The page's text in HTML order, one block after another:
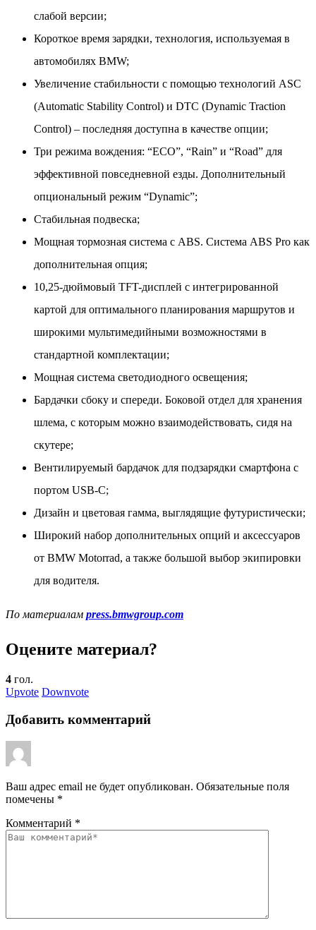
слабой версии;
Короткое время зарядки, технология, используемая в
автомобилях BMW;
Увеличение стабильности с помощью технологий ASC
(Automatic Stability Control) и DTC (Dynamic Traction
Control) – последняя доступна в качестве опции;
Три режима вождения: “ECO”, “Rain” и “Road” для
эффективной повседневной езды. Дополнительный
опциональный режим “Dynamic”;
Стабильная подвеска;
Мощная тормозная система с ABS. Система ABS Pro как
дополнительная опция;
10,25-дюймовый TFT-дисплей с интегрированной
картой для оптимального планирования маршрутов и
широкими мультимедийными возможностями в
стандартной комплектации;
Мощная система светодиодного освещения;
Бардачки сбоку и спереди. Боковой отдел для хранения
шлема, с которым можно взаимодействовать, сидя на
скутере;
Вентилируемый бардачок для подзарядки смартфона с
портом USB-C;
Дизайн и цветовая гамма, выглядящие футуристически;
Широкий набор дополнительных опций и аксессуаров
от BMW Motorrad, а также большой выбор экипировки
для водителя.
По материалам press.bmwgroup.com
Оцените материал?
4 гол.
Upvote Downvote
Добавить комментарий
Ваш адрес email не будет опубликован. Обязательные поля
помечены *
Комментарий *